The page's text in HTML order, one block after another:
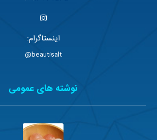
اینستاگرام:
beautisalt@
نوشته های عمومی